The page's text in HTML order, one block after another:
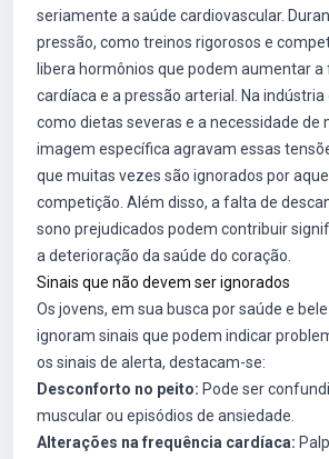
seriamente a saúde cardiovascular.
pressão, como treinos rigorosos e
libera hormônios que podem aumentar a
cardíaca e a pressão arterial. Na
como dietas severas e a necessidade de
imagem específica agravam essas
que muitas vezes são ignorados por
competição. Além disso, a falta de
sono prejudicados podem contribuir
a deterioração da saúde do coração.
Sinais que não devem ser ignorados
Os jovens, em sua busca por saúde e
ignoram sinais que podem indicar
os sinais de alerta, destacam-se:
Desconforto no peito: Pode ser
muscular ou episódios de ansiedade.
Alterações na frequência cardíaca: